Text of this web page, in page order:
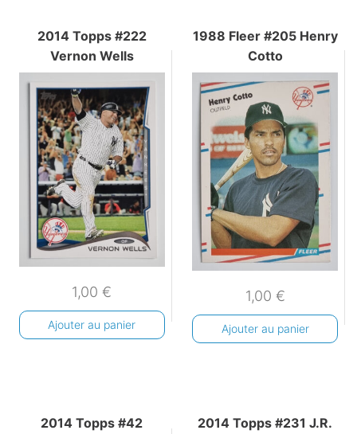
2014 Topps #222
Vernon Wells
1,00€
Ajouter au panier
1988 Fleer #205 Henry
Cotto
1,00 €
Ajouter au panier
2014 Topps #42
2014 Topps #231 J.R.